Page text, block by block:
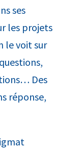
ses
les projets
le voit sur
Des
réponse,